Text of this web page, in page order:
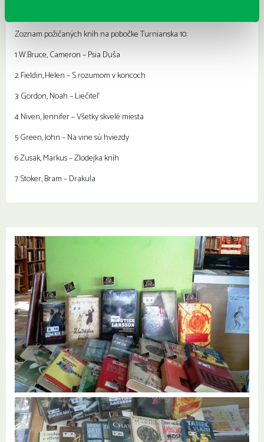
Zoznam požičaných kníh na pobočke Turnianska 10:
1 W.Bruce, Cameron – Psia Duša
2 Fieldin,.Helen – S rozumom v koncoch
3 Gordon, Noah – Liečiteľ
4 Niven, Jennifer – Všetky skvelé miesta
5 Green, John – Na vine sú hviezdy
6 Zusak, Markus – Zlodejka kníh
7 Stoker, Bram – Drakula